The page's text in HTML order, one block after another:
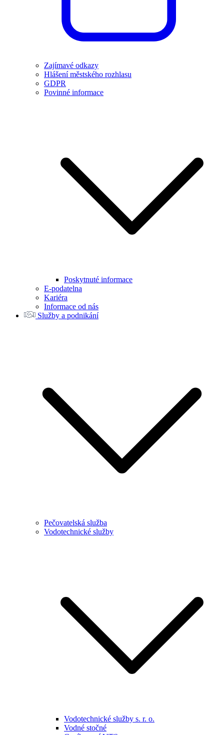
Zajímavé odkazy
Hlášení městského rozhlasu
GDPR
Povinné informace
Poskytnuté informace
E-podatelna
Kariéra
Informace od nás
Služby a podnikání
Pečovatelská služba
Vodotechnické služby
Vodotechnické služby s. r. o.
Vodné stočné